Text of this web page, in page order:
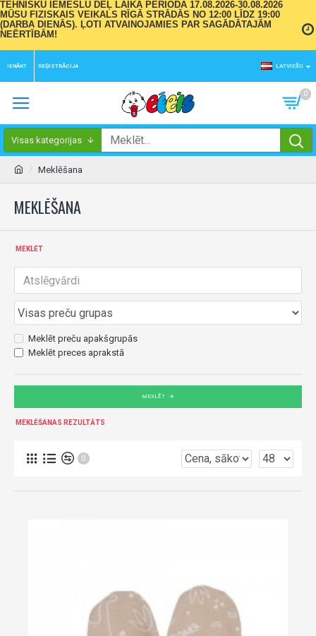
TEHNISKU IEMESLU DĒĻ LAIKA PERIODĀ 17.08.2026-30.08.2026
MŪSU FIZISKAIS VEIKALS RĪGĀ STRĀDĀS NO 12:00 LĪDZ 19:00
(DARBA DIENĀS). ĻOTI ATVAINOJAMIES PAR SAGĀDĀTAJĀM
NEĒRTĪBĀM!
IENĀKT REĢISTRĀCIJA LATVIEŠU
0
Visas kategorijas
Meklēšana
MEKLĒŠANA
MEKLĒT
Meklēt preču apakšgrupās
Meklēt preces aprakstā
MEKLĒT
MEKLĒŠANAS REZULTĀTS
0